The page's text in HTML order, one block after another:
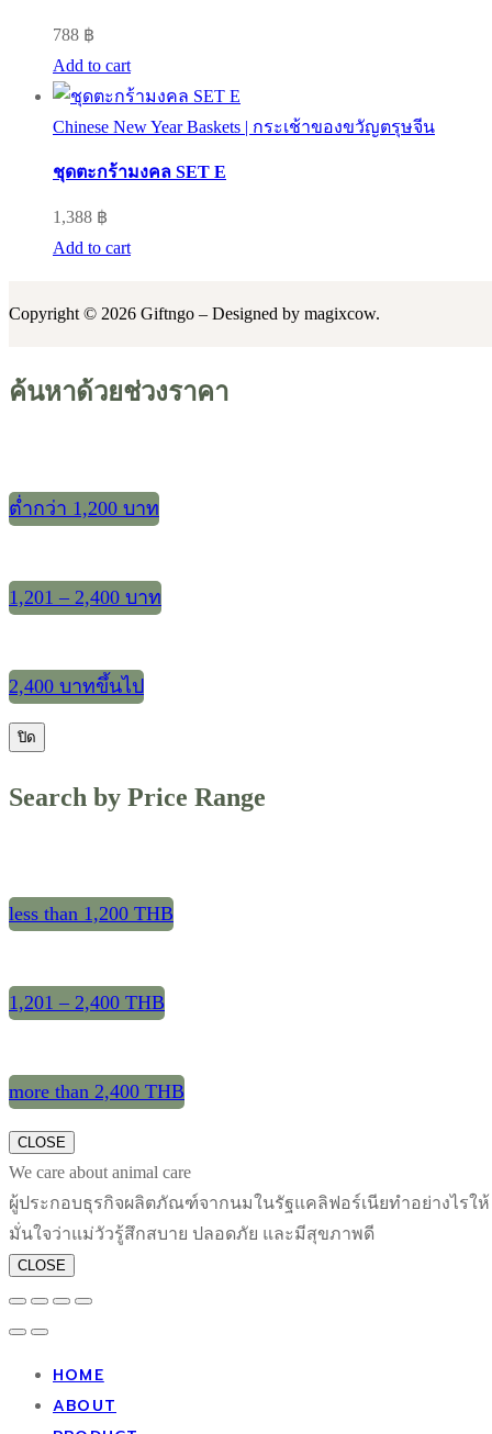
788 ฿
Add to cart
Chinese New Year Baskets | กระเช้าของขวัญตรุษจีน
ชุดตะกร้ามงคล SET E
1,388 ฿
Add to cart
Copyright © 2026 Giftngo – Designed by magixcow.
ค้นหาด้วยช่วงราคา
ต่ำกว่า 1,200 บาท
1,201 – 2,400 บาท
2,400 บาทขึ้นไป
ปิด
Search by Price Range
less than 1,200 THB
1,201 – 2,400 THB
more than 2,400 THB
CLOSE
We care about animal care
ผู้ประกอบธุรกิจผลิตภัณฑ์จากนมในรัฐแคลิฟอร์เนียทำอย่างไรให้
มั่นใจว่าแม่วัวรู้สึกสบาย ปลอดภัย และมีสุขภาพดี
CLOSE
HOME
ABOUT